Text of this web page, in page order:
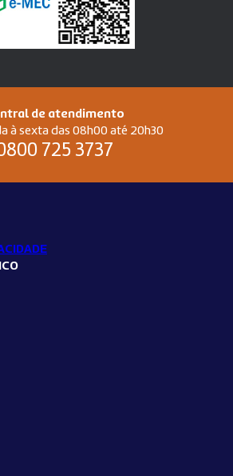
de atendimento
à sexta das 08h00 até 20h30
725 3737